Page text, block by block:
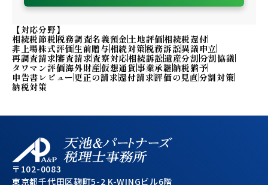
【対応分野】
相続税節税税務調査名義預金土地評価相続税還付
非上場株式評価生前贈与相続対策税務訴訟異議申立
再調査請求審査請求査察対応相続訴訟遺産分割分割協議
タワマン評価海外財産仮想通貨事業承継納税猶予
申告書レビュー更正の請求還付請求評価の見直分割対策
納税対策
〒102-0083
東京都千代田区麹町5-2 K-WINGビル6階